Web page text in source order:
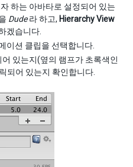
하는 아바타로 설정되어 있는
Dude라 하고, Hierarchy View
겠습니다.
이션 클립을 선택합니다.
있는지(옆의 램프가 초록색인
되어 있는지 확인합니다.